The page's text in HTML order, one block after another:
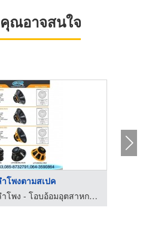
ณอาจสนใจ
โพงตามสเปค
ผลิตและจำหน่ายลำโพง - โอบอ้อมอุตสาหกรรม